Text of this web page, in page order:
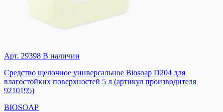
Арт. 29398 В наличии
Средство щелочное универсальное Biosoap D204 для
влагостойких поверхностей 5 л (артикул производителя
9210195)
BIOSOAP